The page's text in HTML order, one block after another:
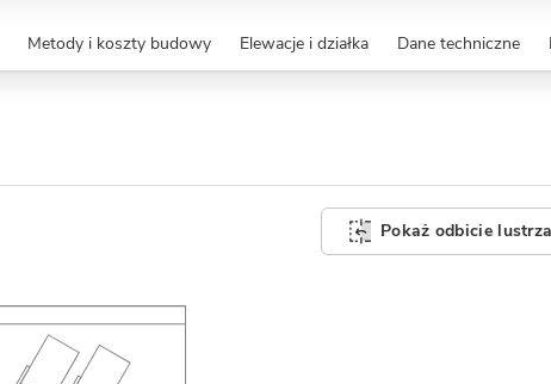
Metody i koszty budowy Elewacje i działka Dane techniczne
Pokaż odbicie